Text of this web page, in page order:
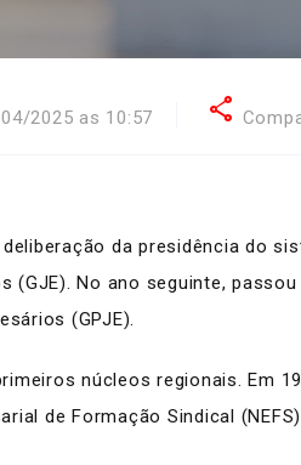
2025 as 10:57 share
da presidência do
(GJE). No ano seguinte,
(GPJE).
núcleos regionais. Em
de Formação Sindical